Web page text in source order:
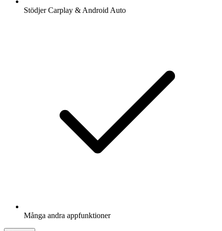
Stödjer Carplay & Android Auto
Många andra appfunktioner